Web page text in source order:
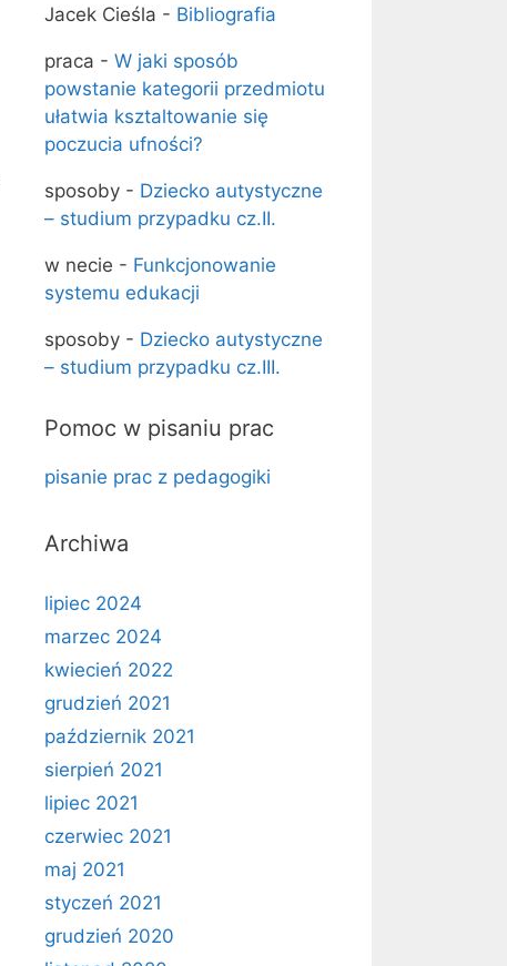
Jacek Cieśla - Bibliografia
praca - W jaki sposób
powstanie kategorii przedmiotu
ułatwia ksztaltowanie się
poczucia ufności?
sposoby - Dziecko autystyczne
– studium przypadku cz.II.
w necie - Funkcjonowanie
systemu edukacji
sposoby - Dziecko autystyczne
– studium przypadku cz.III.
Pomoc w pisaniu prac
pisanie prac z pedagogiki
Archiwa
lipiec 2024
marzec 2024
kwiecień 2022
grudzień 2021
październik 2021
sierpień 2021
lipiec 2021
czerwiec 2021
maj 2021
styczeń 2021
grudzień 2020